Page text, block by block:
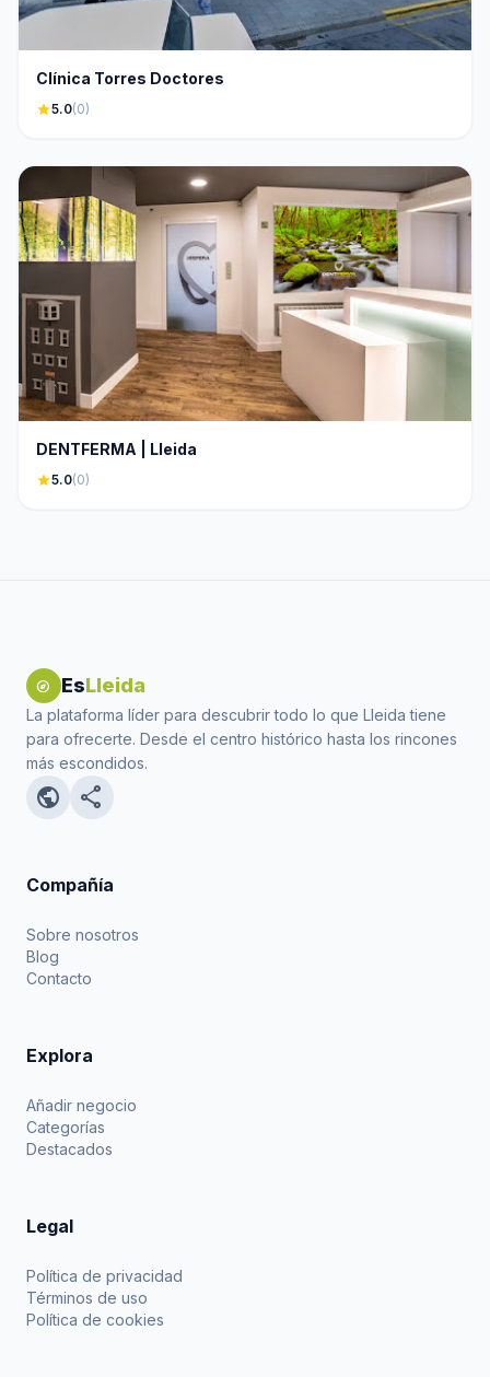
Clínica Torres Doctores
star5.0(0)
DENTFERMA | Lleida
star5.0(0)
explore EsLleida
La plataforma líder para descubrir todo lo que Lleida tiene
para ofrecerte. Desde el centro histórico hasta los rincones
más escondidos.
public share
Compañía
Sobre nosotros
Blog
Contacto
Explora
Añadir negocio
Categorías
Destacados
Legal
Política de privacidad
Términos de uso
Política de cookies